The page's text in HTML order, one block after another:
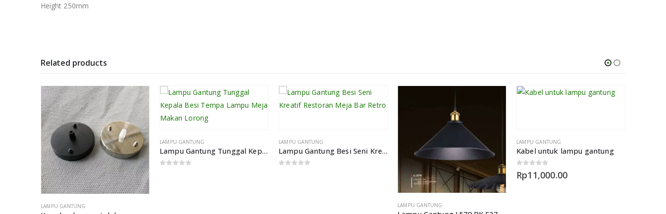
Height 250mm
Related products
LAMPU GANTUNG
LAMPU GANTUNG
Lampu Gantung Tunggal Kepala Besi Tempa Lampu Meja Makan Lorong
LAMPU GANTUNG
Lampu Gantung Besi Seni Kreatif Restoran Meja Bar Retro
LAMPU GANTUNG
LAMPU GANTUNG
Kabel untuk lampu gantung
Rp11,000.00